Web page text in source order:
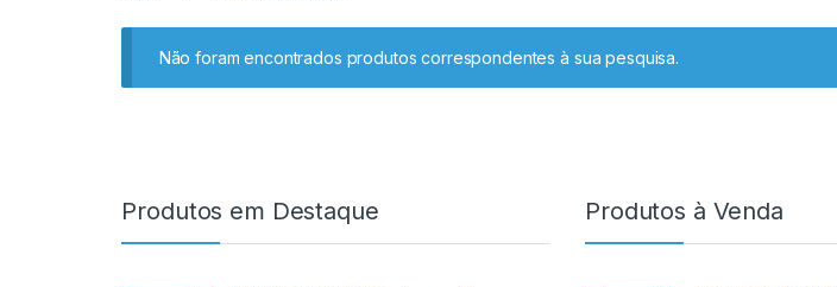
Não foram encontrados produtos correspondentes à sua pesquisa.
Produtos em Destaque Produtos à Venda